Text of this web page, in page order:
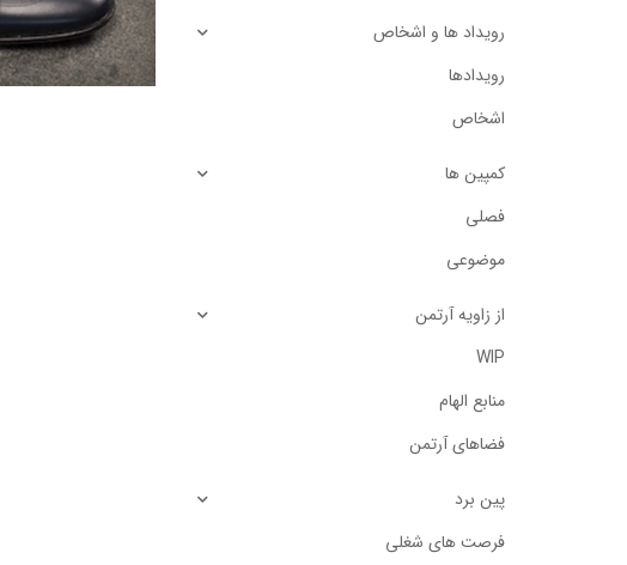
رویداد ها و اشخاص
رویدادها
اشخاص
کمپین ها
فصلی
موضوعی
از زاویه آرتمن
WIP
منابع الهام
فضاهای آرتمن
پین برد
فرصت های شغلی